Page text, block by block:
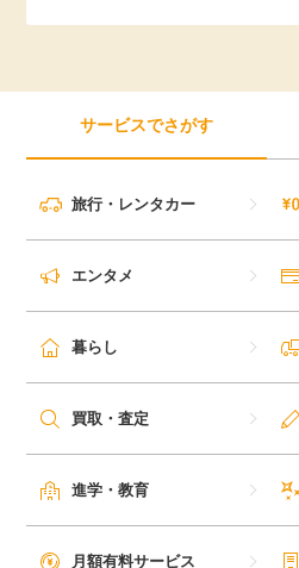
カード比較
毎日ゲット
特集一覧
GMOポイ活の使い方
ヘルプセンター
銀行・金融・投資
家計の固定費
サービスでさがす
旅行・レンタカー
エンタメ
暮らし
買取・査定
進学・教育
月額有料サービス